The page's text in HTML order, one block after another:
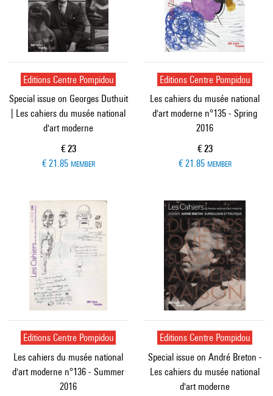
Editions Centre Pompidou
Special issue on Georges Duthuit
| Les cahiers du musée national
d'art moderne
Current price
€ 23
€ 21.85 MEMBER
Editions Centre Pompidou
Les cahiers du musée national
d'art moderne n°135 - Spring
2016
Current price
€ 23
€ 21.85 MEMBER
Editions Centre Pompidou
Les cahiers du musée national
d'art moderne n°136 - Summer
2016
Editions Centre Pompidou
Special issue on André Breton -
Les cahiers du musée national
d'art moderne